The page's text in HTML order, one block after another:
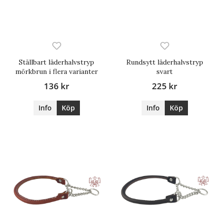
Ställbart läderhalvstryp
mörkbrun i flera varianter
136 kr
Info Köp
Rundsytt läderhalvstryp
svart
225 kr
Info Köp